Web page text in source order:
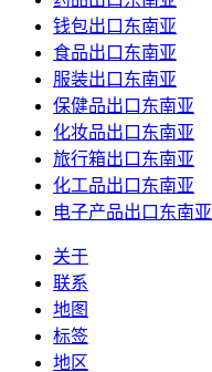
钱包出口东南亚
食品出口东南亚
服装出口东南亚
保健品出口东南亚
化妆品出口东南亚
旅行箱出口东南亚
化工品出口东南亚
电子产品出口东南亚
关于
联系
地图
标签
地区